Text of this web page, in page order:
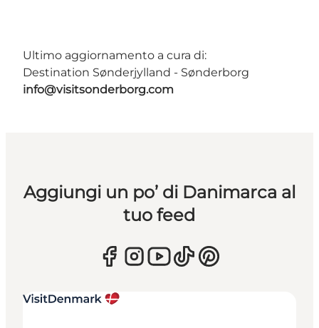
Ultimo aggiornamento a cura di:
Destination Sønderjylland - Sønderborg
info@visitsonderborg.com
Aggiungi un po’ di Danimarca al
tuo feed